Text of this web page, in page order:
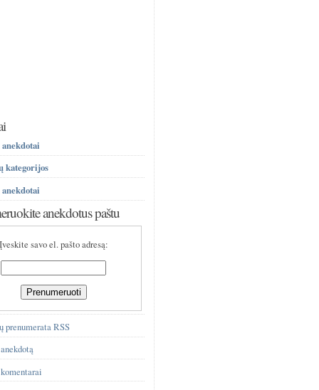
kategorijos
anekdotus paštu
Įveskite savo el. pašto adresą:
prenumerata RSS